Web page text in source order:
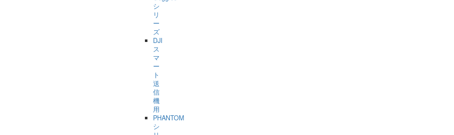
シ
リ
ー
ズ
DJI
ス
マ
ー
ト
送
信
機
用
PHANTOM
シ